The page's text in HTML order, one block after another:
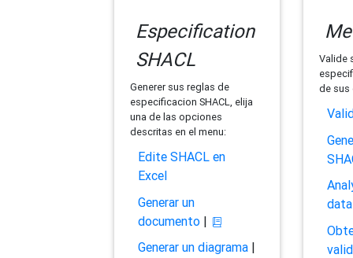
Especification
SHACL
Generer sus reglas de
especificacion SHACL, elija
una de las opciones
descritas en el menu:
Edite SHACL en
Excel
Generar un
documento|
Generar un diagrama|
Valide
de sus